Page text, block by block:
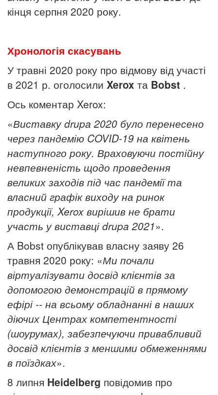
кінця серпня 2020 року.
Хронологія скасувань
У травні 2020 року про відмову від участі
в 2021 р. оголосили Xerox та Bobst .
Ось коментар Xerox:
«Виставкуdrupa 2020 було перенесено
через пандемію COVID-19 на квітень
наступного року. Враховуючи постійну
невпевненість щодо проведення
великих заходів під час пандемії та
власний графік виходу на ринок
продукції, Xerox вирішив не брати
участь у виставці drupa 2021».
А Bobst опублікував власну заяву 26
травня 2020 року: «Ми почали
віртуалізувати досвід клієнтів за
допомогою демонстрацій в прямому
ефірі -- на всьому обладнанні в наших
діючих Центрах компетентності
(шоурумах), забезпечуючи привабливий
досвід клієнтів з меншими обмеженнями
в поїздках».
8 липня Heidelberg повідомив про